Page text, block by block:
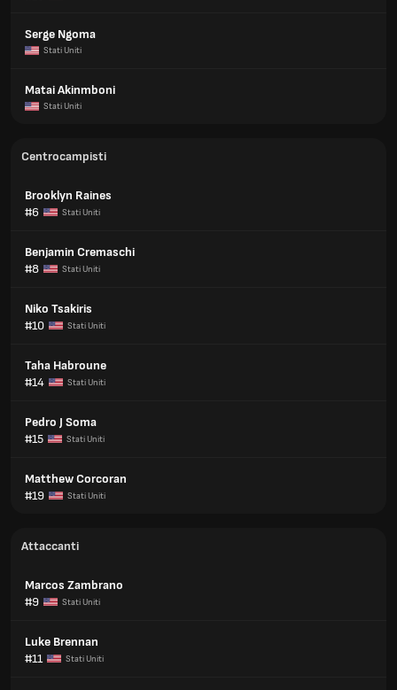
Serge Ngoma
Stati Uniti
Matai Akinmboni
Stati Uniti
Centrocampisti
Brooklyn Raines
#6
Stati Uniti
Benjamin Cremaschi
#8
Stati Uniti
Niko Tsakiris
#10
Stati Uniti
Taha Habroune
#14
Stati Uniti
Pedro J Soma
#15
Stati Uniti
Matthew Corcoran
#19
Stati Uniti
Attaccanti
Marcos Zambrano
#9
Stati Uniti
Luke Brennan
#11
Stati Uniti